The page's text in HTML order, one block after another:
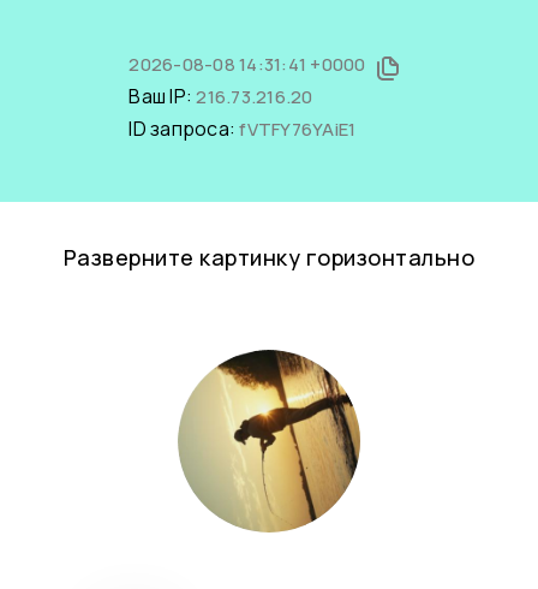
2026-08-08 14:31:41 +0000
Ваш IP:216.73.216.20
ID запроса:fVTFY76YAiE1
Разверните картинку горизонтально